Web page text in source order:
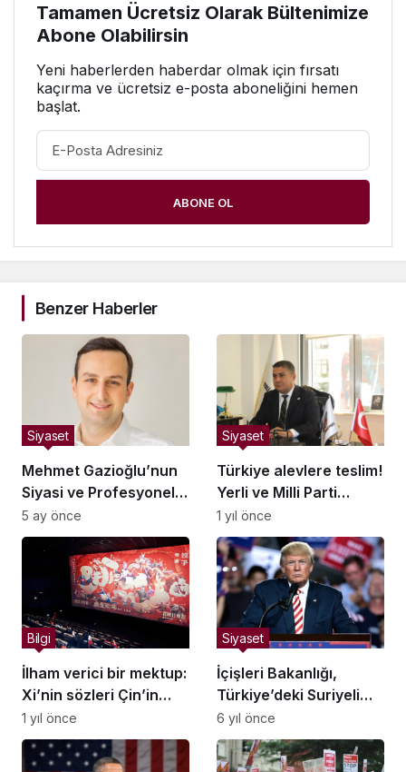
Tamamen Ücretsiz Olarak Bültenimize
Abone Olabilirsin
Yeni haberlerden haberdar olmak için fırsatı
kaçırma ve ücretsiz e-posta aboneliğini hemen
başlat.
ABONE OL
Benzer Haberler
Mehmet Gazioğlu’nun
Siyasi ve Profesyonel
Hayatı
Siyaset
5 ay önce
Türkiye alevlere teslim!
Yerli ve Milli Parti
‘Mücadele Planı’nı
açıkladı
Siyaset
1 yıl önce
İlham verici bir mektup:
Xi’nin sözleri Çin’in
gelişen film
endüstrisinde yankı
uyandırdı
Bilgi
1 yıl önce
İçişleri Bakanlığı,
Türkiye’deki Suriyeli
sayısını açıkladı
Siyaset
6 yıl önce